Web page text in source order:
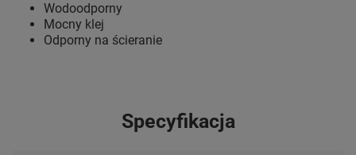
Wodoodporny
Mocny klej
Odporny na ścieranie
Specyfikacja